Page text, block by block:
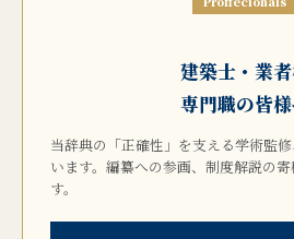
建築士・業
専門職の皆
当辞典の「正確性」を支える学術監
います。編纂への参画、制度解説の
す。